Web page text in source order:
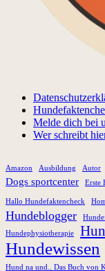
Melde dich bei
Wer schreibt
Amazon Ausbildung Autor
Dogs sportcenter
Erste
Hallo Hundefaktencheck
Hundeblogger
Hundephysiotherapie
Hundewissen
Hund na und.. Das Buch von